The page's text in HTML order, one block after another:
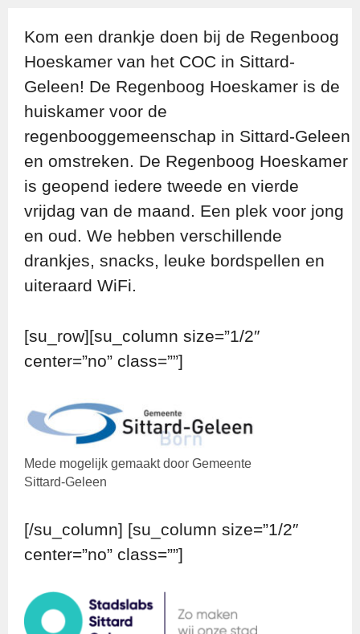
Kom een drankje doen bij de Regenboog
Hoeskamer van het COC in Sittard-
Geleen! De Regenboog Hoeskamer is de
huiskamer voor de
regenbooggemeenschap in Sittard-Geleen
en omstreken. De Regenboog Hoeskamer
is geopend iedere tweede en vierde
vrijdag van de maand. Een plek voor jong
en oud. We hebben verschillende
drankjes, snacks, leuke bordspellen en
uiteraard WiFi.
[su_row][su_column size=”1/2″
center=”no” class=””]
Mede mogelijk gemaakt door Gemeente
Sittard-Geleen
[/su_column] [su_column size=”1/2″
center=”no” class=””]